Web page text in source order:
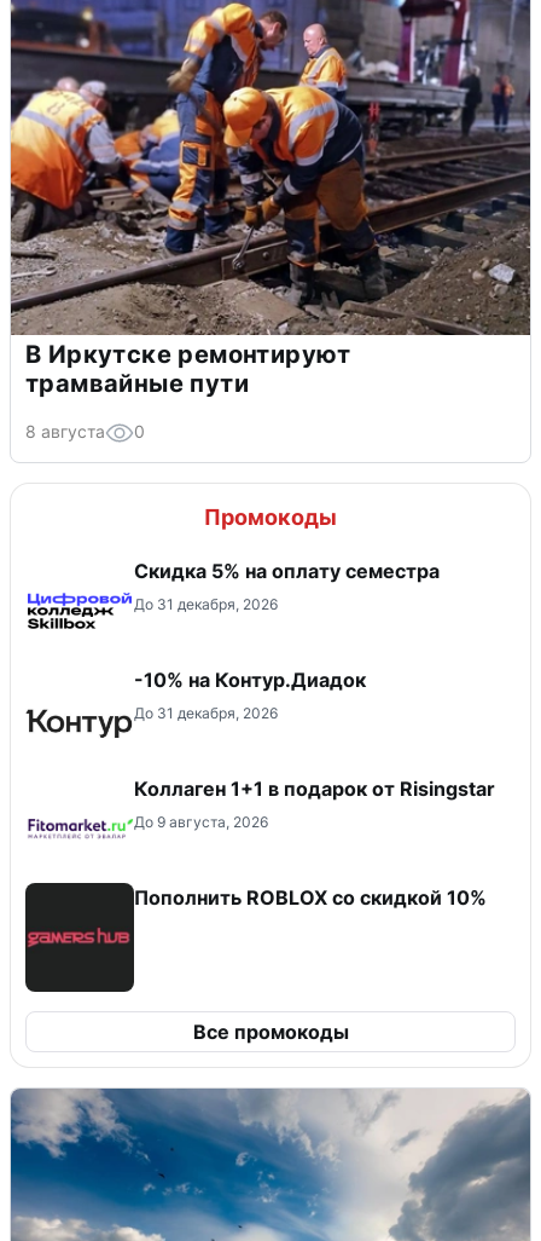
В Иркутске ремонтируют
трамвайные пути
8 августа 0
Промокоды
Скидка 5% на оплату семестра
До 31 декабря, 2026
-10% на Контур.Диадок
До 31 декабря, 2026
Коллаген 1+1 в подарок от Risingstar
До 9 августа, 2026
Пополнить ROBLOX со скидкой 10%
Все промокоды